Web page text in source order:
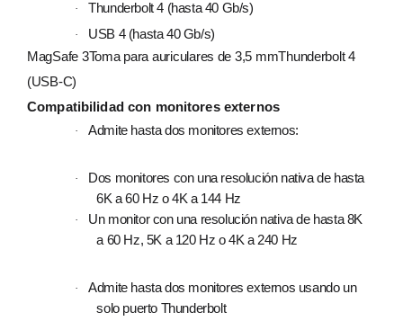
· Thunderbolt 4 (hasta 40 Gb/s)
·
USB 4 (hasta 40 Gb/s)
MagSafe 3Toma para auriculares de 3,5 mmThunderbolt 4
(USB-C)
Compati­bilidad con monitores externos
· Admite hasta dos monitores externos:
·
Dos monitores con una resolución nativa de hasta
6K a 60 Hz o 4K a 144 Hz
·
Un monitor con una resolución nativa de hasta 8K
a 60 Hz, 5K a 120 Hz o 4K a 240 Hz
·
Admite hasta dos monitores externos usando un
solo puerto Thunderbolt